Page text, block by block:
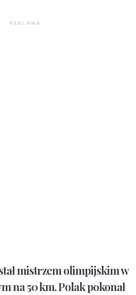
REKLAMA
mistrzem olimpijskim w
na 50 km. Polak pokonał